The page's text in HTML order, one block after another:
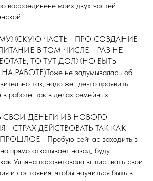
воссоединене моих двух частей
ЧАСТЬ - ПРО СОЗДАНИЕ
В ТОМ ЧИСЛЕ - РАЗ НЕ
ТО ТУТ ДОЛЖНО БЫТЬ
РАБОТЕ)Тоже не задумывалась об
так, надо же где-то проявить
в работе, так в делах семейных
СВОИ ДЕНЬГИ ИЗ НОВОГО
- СТРАХ ДЕЙСТВОВАТЬ ТАК КАК
- Пробую сейчас заходить в
прямо откатывает назад, буду
Ульяна посоветовала выписывать свои
и состояния, чтобы научиться быть в